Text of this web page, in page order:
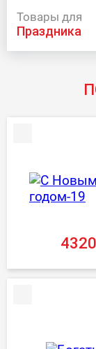
Товары для
праздника